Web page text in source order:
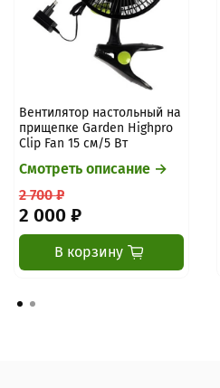
Вентилятор настольный на
прищепке Garden Highpro
Clip Fan 15 см/5 Вт
Смотреть описание →
2 700 ₽
2 000 ₽
В корзину